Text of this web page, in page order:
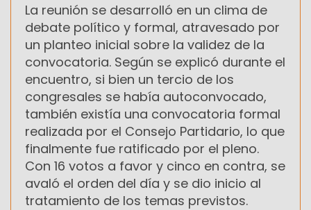
La reunión se desarrolló en un clima de
debate político y formal, atravesado por
un planteo inicial sobre la validez de la
convocatoria. Según se explicó durante el
encuentro, si bien un tercio de los
congresales se había autoconvocado,
también existía una convocatoria formal
realizada por el Consejo Partidario, lo que
finalmente fue ratificado por el pleno.
Con 16 votos a favor y cinco en contra, se
avaló el orden del día y se dio inicio al
tratamiento de los temas previstos.